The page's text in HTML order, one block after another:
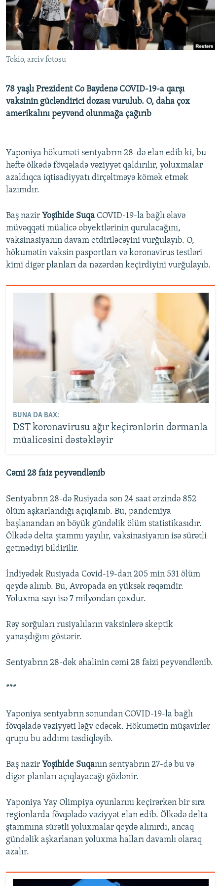
İNFOQRAFIKA
KARIKATURA
AZƏRBAYCAN ƏDƏBIYYATI KITABXANASI
İSLAM VƏ DEMOKRATIYA
İZ - MƏDƏNIYYƏT PROQRAMI
MISSIYAMIZ
PEŞƏ ETIKASI VƏ JURNALISTIKA STANDARTLARIMIZ
MATERIALLARIMIZDAN ISTIFADƏ
AZADLIQRADIOSU MOBIL TELEFONUNUZDA
XƏBƏR BÜLLETENLƏRIMIZ
BIZI IZLƏ
RFE/RL-in bütün saytları
Tokio, arciv fotosu
78 yaşlı Prezident Co Baydenə COVID-19-a qarşı
vaksinin gücləndirici dozası vurulub. O, daha çox
amerikalını peyvənd olunmağa çağırıb
Yaponiya hökuməti sentyabrın 28-də elan edib ki, bu
həftə ölkədə fövqəladə vəziyyət qaldırılır, yoluxmalar
azaldıqca iqtisadiyyatı dirçəltməyə kömək etmək
lazımdır.
Baş nazir Yoşihide Suqa COVID-19-la bağlı əlavə
müvəqqəti müalicə obyektlərinin qurulacağını,
vaksinasiyanın davam etdiriləcəyini vurğulayıb. O,
hökumətin vaksin pasportları və koronavirus testləri
kimi digər planları da nəzərdən keçirdiyini vurğulayıb.
BUNA DA BAX:
DST koronavirusu ağır keçirənlərin dərmanla
müalicəsini dəstəkləyir
Cəmi 28 faiz peyvəndlənib
Sentyabrın 28-də Rusiyada son 24 saat ərzində 852
ölüm aşkarlandığı açıqlanıb. Bu, pandemiya
başlanandan ən böyük gündəlik ölüm statistikasıdır.
Ölkədə delta ştammı yayılır, vaksinasiyanın isə sürətli
getmədiyi bildirilir.
İndiyədək Rusiyada Covid-19-dan 205 min 531 ölüm
qeydə alınıb. Bu, Avropada ən yüksək rəqəmdir.
Yoluxma sayı isə 7 milyondan çoxdur.
Rəy sorğuları rusiyalıların vaksinlərə skeptik
yanaşdığını göstərir.
Sentyabrın 28-dək əhalinin cəmi 28 faizi peyvəndlənib.
***
Yaponiya sentyabrın sonundan COVID-19-la bağlı
fövqəladə vəziyyəti ləğv edəcək. Hökumətin müşavirlər
qrupu bu addımı təsdiqləyib.
Baş nazir Yoşihide Suqanın sentyabrın 27-də bu və
digər planları açıqlayacağı gözlənir.
Yaponiya Yay Olimpiya oyunlarını keçirərkən bir sıra
regionlarda fövqəladə vəziyyət elan edib. Ölkədə delta
ştammına sürətli yoluxmalar qeydə alınırdı, ancaq
gündəlik aşkarlanan yoluxma halları davamlı olaraq
azalır.